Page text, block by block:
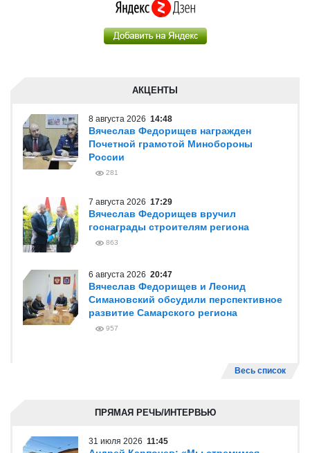
АКЦЕНТЫ
8 августа 2026 14:48
Вячеслав Федорищев награжден
Почетной грамотой Минобороны
России
281
7 августа 2026 17:29
Вячеслав Федорищев вручил
госнаграды строителям региона
863
6 августа 2026 20:47
Вячеслав Федорищев и Леонид
Симановский обсудили перспективное
развитие Самарского региона
957
Весь список
ПРЯМАЯ РЕЧЬ/ИНТЕРВЬЮ
31 июля 2026 11:45